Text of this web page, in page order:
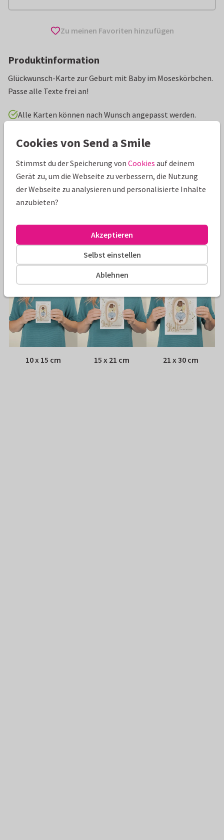
Zu meinen Favoriten hinzufügen
Produktinformation
Glückwunsch-Karte zur Geburt mit Baby im Moseskörbchen.
Passe alle Texte frei an!
Alle Karten können nach Wunsch angepasst werden.
Glückwunschkarten Renee geeft vorm
Eigenschaften dieser Karte
Papiersorte: Wähle aus 6 hochwertigen Papiersorten
Adresse: Rückseite der Karte
Größen
10 x 15 cm 15 x 21 cm 21 x 30 cm
Cookies von Send a Smile
Stimmst du der Speicherung von Cookies auf deinem
Gerät zu, um die Webseite zu verbessern, die Nutzung
der Webseite zu analysieren und personalisierte Inhalte
anzubieten?
Ablehnen
Selbst einstellen
Akzeptieren